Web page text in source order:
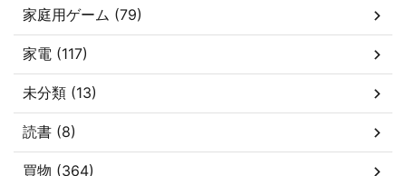
家庭用ゲーム (79)
家電 (117)
未分類 (13)
読書 (8)
買物 (364)